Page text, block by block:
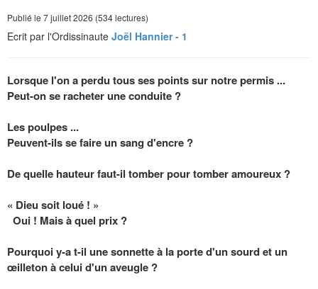
Publié le 7 juillet 2026 (534 lectures)
Ecrit par l'Ordissinaute Joël Hannier - 1
Lorsque l'on a perdu tous ses points sur notre permis ...
Peut-on se racheter une conduite ?
Les poulpes ...
Peuvent-ils se faire un sang d'encre ?
De quelle hauteur faut-il tomber pour tomber amoureux ?
« Dieu soit loué ! »
Oui ! Mais à quel prix ?
Pourquoi y-a t-il une sonnette à la porte d'un sourd et un
œilleton à celui d'un aveugle ?